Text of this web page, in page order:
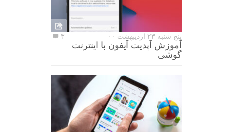
پنج شنبه ۲۳ اردیبهشت ۰۰ ۳
آموزش آپدیت آیفون با اینترنت
گوشی